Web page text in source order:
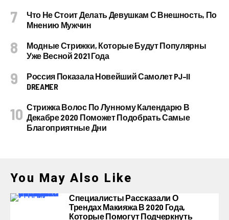
Что Не Стоит Делать Девушкам С Внешность, По
Мнению Мужчин
Модные Стрижки, Которые Будут Популярны
Уже Весной 2021 Года
Россия Показала Новейший Самолет PJ–II
DREAMER
Стрижка Волос По Лунному Календарю В
Декабре 2020 Поможет Подобрать Самые
Благоприятные Дни
You May Also Like
Специалисты Рассказали О
Трендах Макияжа В 2020 Года,
Которые Помогут Подчеркнуть